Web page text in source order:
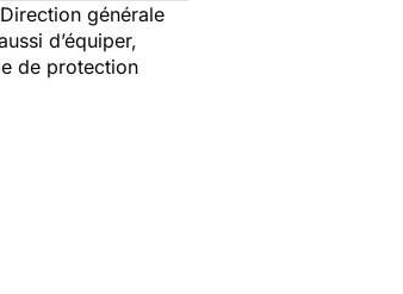
générale
d’équiper,
de protection